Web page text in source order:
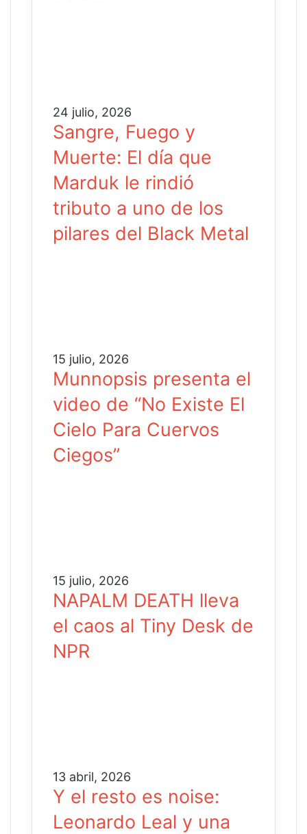
24 julio, 2026
Sangre, Fuego y
Muerte: El día que
Marduk le rindió
tributo a uno de los
pilares del Black Metal
15 julio, 2026
Munnopsis presenta el
video de “No Existe El
Cielo Para Cuervos
Ciegos”
15 julio, 2026
NAPALM DEATH lleva
el caos al Tiny Desk de
NPR
13 abril, 2026
Y el resto es noise:
Leonardo Leal y una